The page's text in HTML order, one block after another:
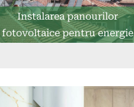
Instalarea panourilor
fotovoltaice pentru energie